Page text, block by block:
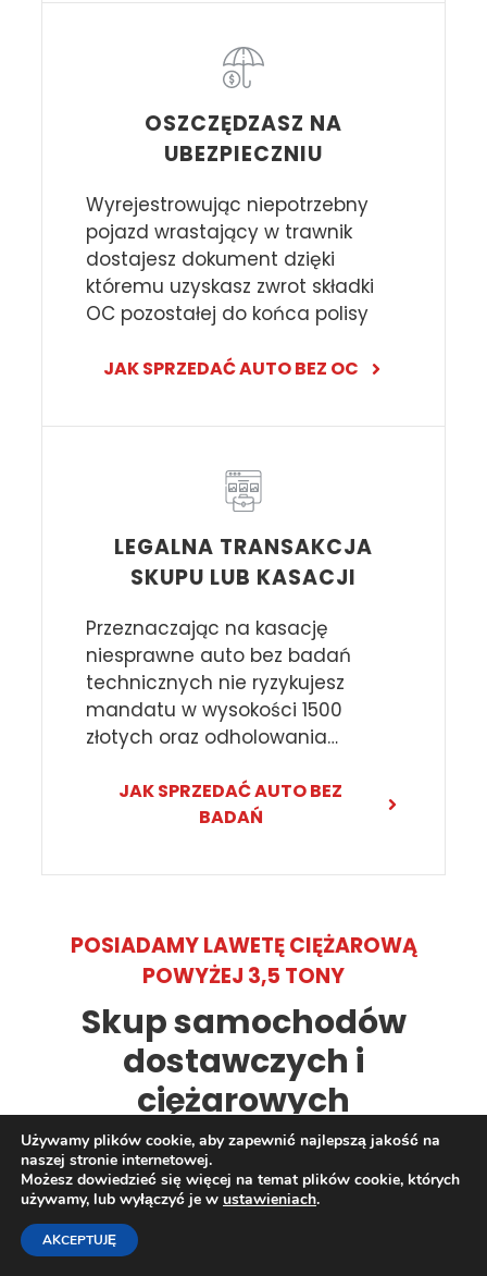
OSZCZĘDZASZ NA
UBEZPIECZNIU
Wyrejestrowując niepotrzebny
pojazd wrastający w trawnik
dostajesz dokument dzięki
któremu uzyskasz zwrot składki
OC pozostałej do końca polisy
JAK SPRZEDAĆ AUTO BEZ OC
LEGALNA TRANSAKCJA
SKUPU LUB KASACJI
Przeznaczając na kasację
niesprawne auto bez badań
technicznych nie ryzykujesz
mandatu w wysokości 1500
złotych oraz odholowania…
JAK SPRZEDAĆ AUTO BEZ
BADAŃ
POSIADAMY LAWETĘ CIĘŻAROWĄ
POWYŻEJ 3,5 TONY
Skup samochodów
dostawczych i
ciężarowych
Używamy plików cookie, aby zapewnić najlepszą jakość na
naszej stronie internetowej.
Możesz dowiedzieć się więcej na temat plików cookie, których
używamy, lub wyłączyć je w ustawieniach.
AKCEPTUJĘ